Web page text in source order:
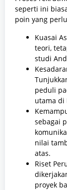
seperti ini
poin yang
Kuasai
teori,
studi
peduli
utama di
sebagai
nilai
atas.
Riset
proyek